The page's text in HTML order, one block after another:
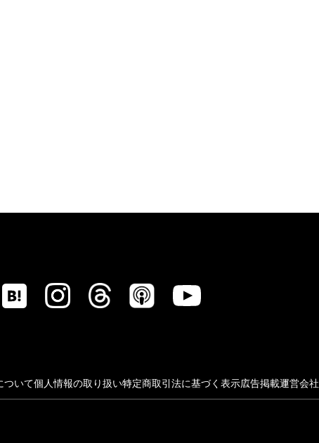
ついて個人情報の取り扱い特定商取引法に基づく表示広告掲載運営会社